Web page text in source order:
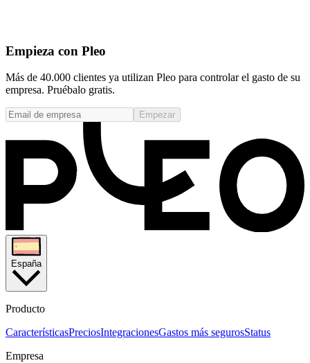
Empieza con Pleo
Más de 40.000 clientes ya utilizan Pleo para controlar el gasto de su
empresa. Pruébalo gratis.
Empezar
España
Producto
CaracterísticasPreciosIntegracionesGastos más segurosStatus
Empresa